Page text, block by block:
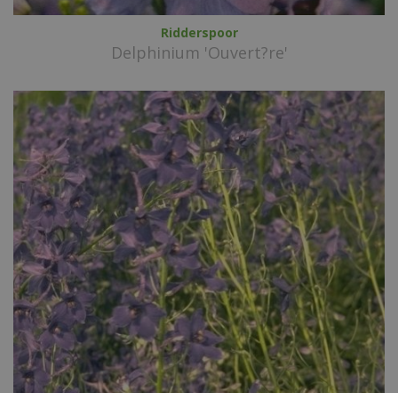
Ridderspoor
Delphinium 'Ouvert?re'